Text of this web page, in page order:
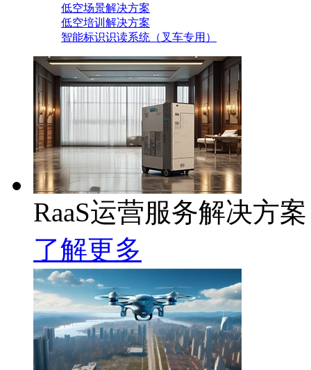
低空场景解决方案
低空培训解决方案
智能标识识读系统（叉车专用）
RaaS运营服务解决方案
了解更多